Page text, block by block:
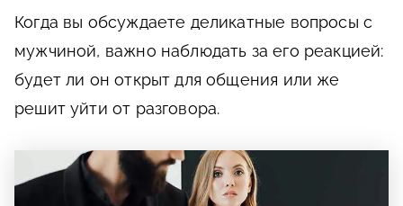
Когда вы обсуждаете деликатные вопросы с
мужчиной, важно наблюдать за его реакцией:
будет ли он открыт для общения или же
решит уйти от разговора.